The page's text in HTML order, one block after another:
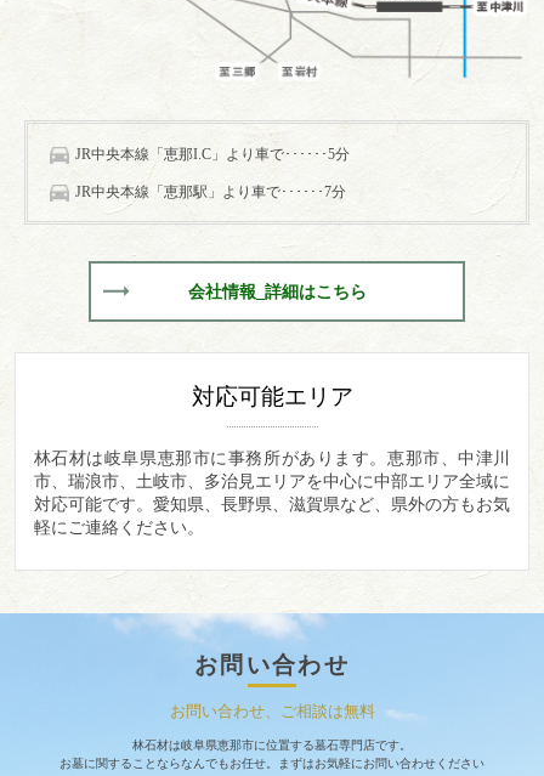
JR中央本線「恵那I.C」より車で･･････5分
JR中央本線「恵那駅」より車で･･････7分
会社情報_詳細はこちら
対応可能エリア
林石材は岐阜県恵那市に事務所があります。 恵那市、中津川
市、瑞浪市、土岐市、多治見エリアを中心に中部エリア全域に
対応可能です。愛知県、長野県、滋賀県など、県外の方もお気
軽にご連絡ください。
お問い合わせ
お問い合わせ、ご相談は無料
林石材は岐阜県恵那市に位置する墓石専門店です。
お墓に関することならなんでもお任せ。まずはお気軽にお問い合わせください